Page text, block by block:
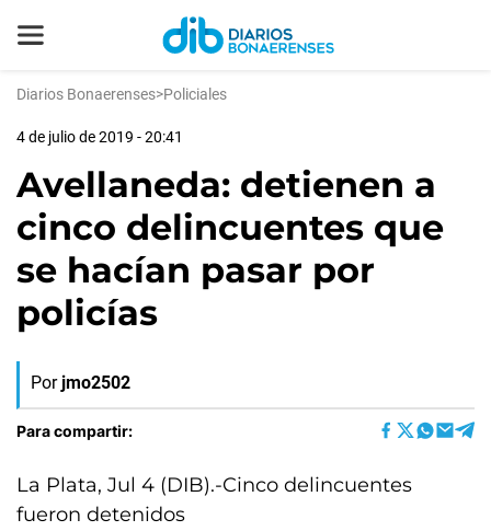
Diarios Bonaerenses>Policiales
4 de julio de 2019 - 20:41
Avellaneda: detienen a
cinco delincuentes que
se hacían pasar por
policías
Por jmo2502
Para compartir:
La Plata, Jul 4 (DIB).-Cinco delincuentes
fueron detenidos